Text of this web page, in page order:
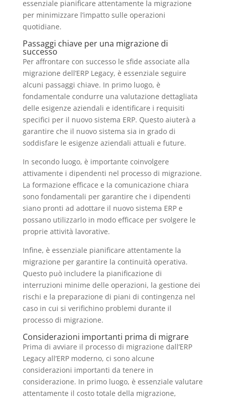
essenziale pianificare attentamente la migrazione
per minimizzare l’impatto sulle operazioni
quotidiane.
Passaggi chiave per una migrazione di
successo
Per affrontare con successo le sfide associate alla
migrazione dell’ERP Legacy, è essenziale seguire
alcuni passaggi chiave. In primo luogo, è
fondamentale condurre una valutazione dettagliata
delle esigenze aziendali e identificare i requisiti
specifici per il nuovo sistema ERP. Questo aiuterà a
garantire che il nuovo sistema sia in grado di
soddisfare le esigenze aziendali attuali e future.
In secondo luogo, è importante coinvolgere
attivamente i dipendenti nel processo di migrazione.
La formazione efficace e la comunicazione chiara
sono fondamentali per garantire che i dipendenti
siano pronti ad adottare il nuovo sistema ERP e
possano utilizzarlo in modo efficace per svolgere le
proprie attività lavorative.
Infine, è essenziale pianificare attentamente la
migrazione per garantire la continuità operativa.
Questo può includere la pianificazione di
interruzioni minime delle operazioni, la gestione dei
rischi e la preparazione di piani di contingenza nel
caso in cui si verifichino problemi durante il
processo di migrazione.
Considerazioni importanti prima di migrare
Prima di avviare il processo di migrazione dall’ERP
Legacy all’ERP moderno, ci sono alcune
considerazioni importanti da tenere in
considerazione. In primo luogo, è essenziale valutare
attentamente il costo totale della migrazione,